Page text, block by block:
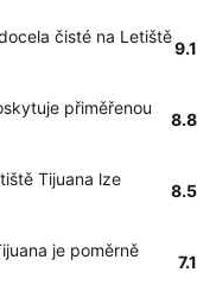
čisté na Letiště
9.1
přiměřenou
8.8
Tijuana lze
8.5
je poměrně
7.1